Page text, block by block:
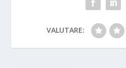
VALUTARE: